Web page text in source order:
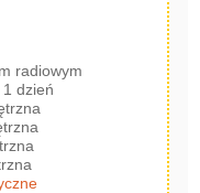
radiowym
dzień